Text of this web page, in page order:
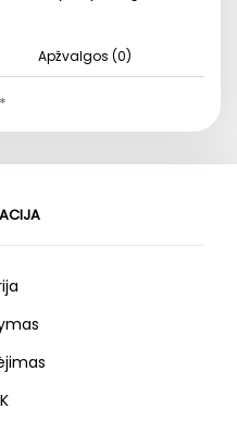
Apžvalgos (0)